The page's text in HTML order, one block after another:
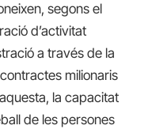
segons el
d’activitat
a través de la
milionaris
la capacitat
de les persones